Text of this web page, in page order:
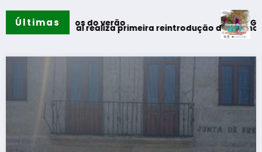
Últimasdo verão
realiza primeira reintrodução de coelho-bravo em
Guarda